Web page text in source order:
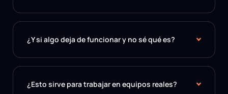
¿Y si algo deja de funcionar y no sé qué es?
¿Esto sirve para trabajar en equipos reales?